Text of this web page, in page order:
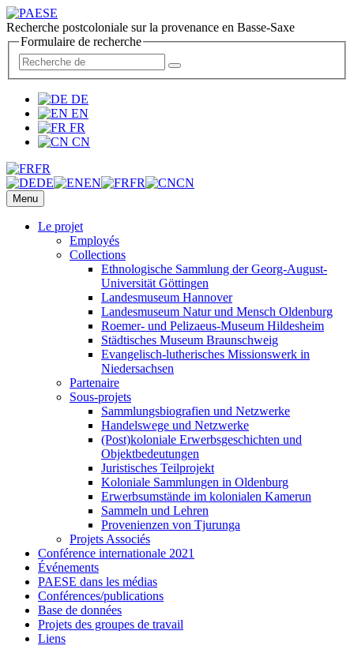
Recherche postcoloniale sur la provenance en Basse-Saxe
Formulaire de recherche
DE
EN
FR
CN
FR
DE
EN FR CN
Menu
Le projet
Employés
Collections
Ethnologische Sammlung der Georg-August-
Universität Göttingen
Landesmuseum Hannover
Landesmuseum Natur und Mensch Oldenburg
Roemer- und Pelizaeus-Museum Hildesheim
Städtisches Museum Braunschweig
Evangelisch-lutherisches Missionswerk in
Niedersachsen
Partenaire
Sous-projets
Sammlungsbiografien und Netzwerke
Handelswege und Netzwerke
(Post)koloniale Erwerbsgeschichten und
Objektbedeutungen
Juristisches Teilprojekt
Koloniale Sammlungen in Oldenburg
Erwerbsumstände im kolonialen Kamerun
Sammeln und Lehren
Provenienzen von Tjurunga
Projets Associés
Conférence internationale 2021
Événements
PAESE dans les médias
Conférences/publications
Base de données
Projets des groupes de travail
Liens